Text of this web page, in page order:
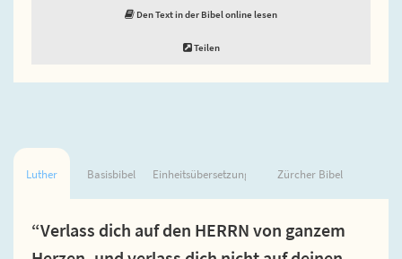
Den Text in der Bibel online lesen
Teilen
Luther Basisbibel Einheitsübersetzung Zürcher Bibel
“Verlass dich auf den HERRN von ganzem